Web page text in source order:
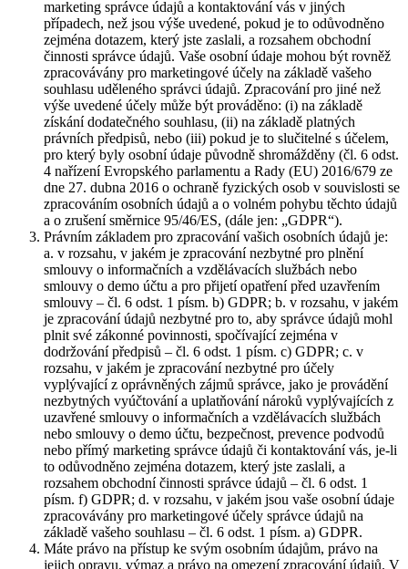
marketing správce údajů a kontaktování vás v jiných
případech, než jsou výše uvedené, pokud je to odůvodněno
zejména dotazem, který jste zaslali, a rozsahem obchodní
činnosti správce údajů. Vaše osobní údaje mohou být rovněž
zpracovávány pro marketingové účely na základě vašeho
souhlasu uděleného správci údajů. Zpracování pro jiné než
výše uvedené účely může být prováděno: (i) na základě
získání dodatečného souhlasu, (ii) na základě platných
právních předpisů, nebo (iii) pokud je to slučitelné s účelem,
pro který byly osobní údaje původně shromážděny (čl. 6 odst.
4 nařízení Evropského parlamentu a Rady (EU) 2016/679 ze
dne 27. dubna 2016 o ochraně fyzických osob v souvislosti se
zpracováním osobních údajů a o volném pohybu těchto údajů
a o zrušení směrnice 95/46/ES, (dále jen: „GDPR“).
Právním základem pro zpracování vašich osobních údajů je:
a. v rozsahu, v jakém je zpracování nezbytné pro plnění
smlouvy o informačních a vzdělávacích službách nebo
smlouvy o demo účtu a pro přijetí opatření před uzavřením
smlouvy – čl. 6 odst. 1 písm. b) GDPR; b. v rozsahu, v jakém
je zpracování údajů nezbytné pro to, aby správce údajů mohl
plnit své zákonné povinnosti, spočívající zejména v
dodržování předpisů – čl. 6 odst. 1 písm. c) GDPR; c. v
rozsahu, v jakém je zpracování nezbytné pro účely
vyplývající z oprávněných zájmů správce, jako je provádění
nezbytných vyúčtování a uplatňování nároků vyplývajících z
uzavřené smlouvy o informačních a vzdělávacích službách
nebo smlouvy o demo účtu, bezpečnost, prevence podvodů
nebo přímý marketing správce údajů či kontaktování vás, je-li
to odůvodněno zejména dotazem, který jste zaslali, a
rozsahem obchodní činnosti správce údajů – čl. 6 odst. 1
písm. f) GDPR; d. v rozsahu, v jakém jsou vaše osobní údaje
zpracovávány pro marketingové účely správce údajů na
základě vašeho souhlasu – čl. 6 odst. 1 písm. a) GDPR.
Máte právo na přístup ke svým osobním údajům, právo na
jejich opravu, výmaz a právo na omezení zpracování údajů. V